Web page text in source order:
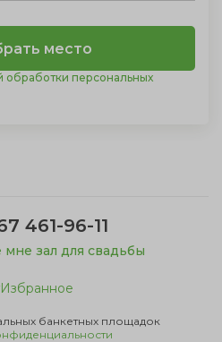
обработки персональных
банкетных площадок
Избранное
461-96-11
зал для свадьбы